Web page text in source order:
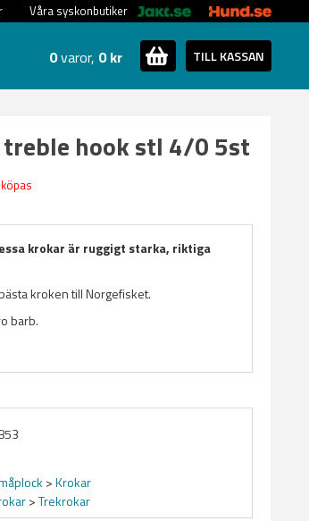
Våra syskonbutiker
0varor, 0 kr TILL KASSAN
treble hook stl 4/0 5st
krokar är ruggigt starka, riktiga
kroken till Norgefisket.
barb.
>Krokar
>Trekrokar